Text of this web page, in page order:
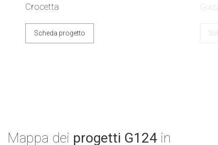
Crocetta
Scheda progetto
Mappa dei progetti G124 in